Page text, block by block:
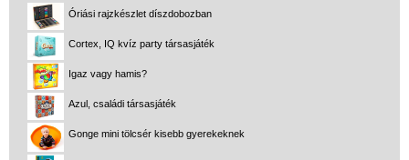
Óriási rajzkészlet díszdobozban
Cortex, IQ kvíz party társasjáték
Igaz vagy hamis?
Azul, családi társasjáték
Gonge mini tölcsér kisebb gyerekeknek